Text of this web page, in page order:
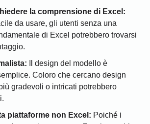
la comprensione di Excel:
da usare, gli utenti senza una
di Excel potrebbero trovarsi
Il design del modello è
Coloro che cercano design
gradevoli o intricati potrebbero
piattaforme non Excel: Poiché i